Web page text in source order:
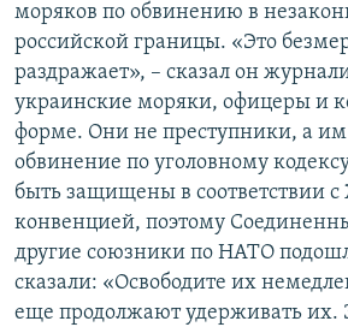
моряков по обвинению в
российской границы. «Это
раздражает», – сказал он
украинские моряки, офицеры и
форме. Они не преступники, а им
обвинение по уголовному
быть защищены в соответствии
конвенцией, поэтому
другие союзники по НАТО
сказали: «Освободите их
еще продолжают удерживать их.